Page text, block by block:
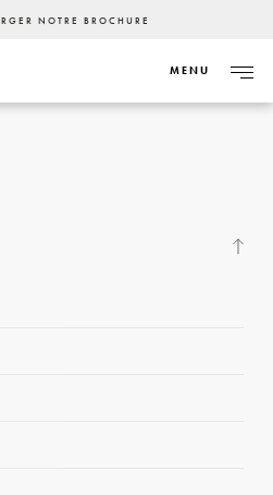
NOTRE BROCHURE
MENU